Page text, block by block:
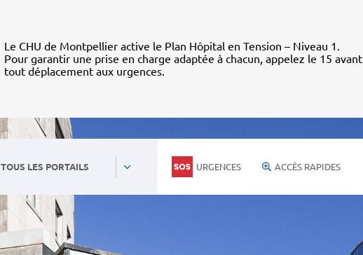
Le CHU de Montpellier active le Plan Hôpital en Tension – Niveau 1.
Pour garantir une prise en charge adaptée à chacun, appelez le 15 avant
tout déplacement aux urgences.
TOUS LES PORTAILS URGENCES ACCÈS RAPIDES